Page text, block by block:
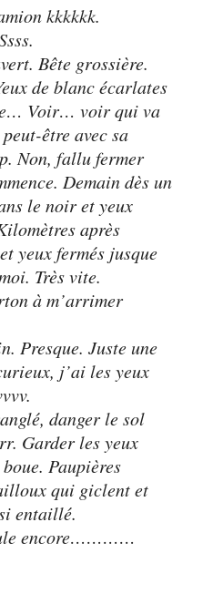
kkkkkk.
Bête grossière.
de blanc écarlates
Voir… voir qui va
être avec sa
Non, fallu fermer
Demain dès un
le noir et yeux
après
yeux fermés jusque
Très vite.
à m’arrimer
Presque. Juste une
j’ai les yeux
danger le sol
Garder les yeux
Paupières
qui giclent et
entaillé.
encore…………